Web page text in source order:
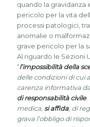
quando la gravidanza
pericolo per la vita
processi patologici,
anomalie o
grave pericolo per la
Al riguardo le Sezioni
“l’impossibilità della
delle condizioni di cui
carenza informativa
di responsabilità civile.
medica, si affida, di
grava l’obbligo di